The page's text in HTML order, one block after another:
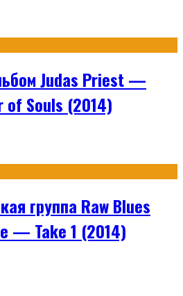
Judas Priest —
of Souls (2014)
группа Raw Blues
— Take 1 (2014)